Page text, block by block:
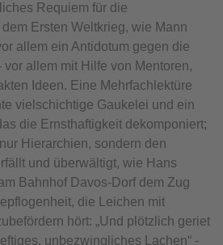
Requiem für die
Ersten Weltkrieg, wie Mann
allem ein Antidotum gegen die
vor allem mit Hilfe von Mentoren,
Ideen. Eine Mehrfachlektüre
vielschichtige Gaukelei und ein
die Ernsthaftigkeit dekomponiert;
Hierarchien, sondern den
und überwältigt, wie Hans
Bahnhof Davos-Dorf dem Zug
die Leichen mit
hört: „Und plötzlich geriet
unbezwingliches Lachen“ -